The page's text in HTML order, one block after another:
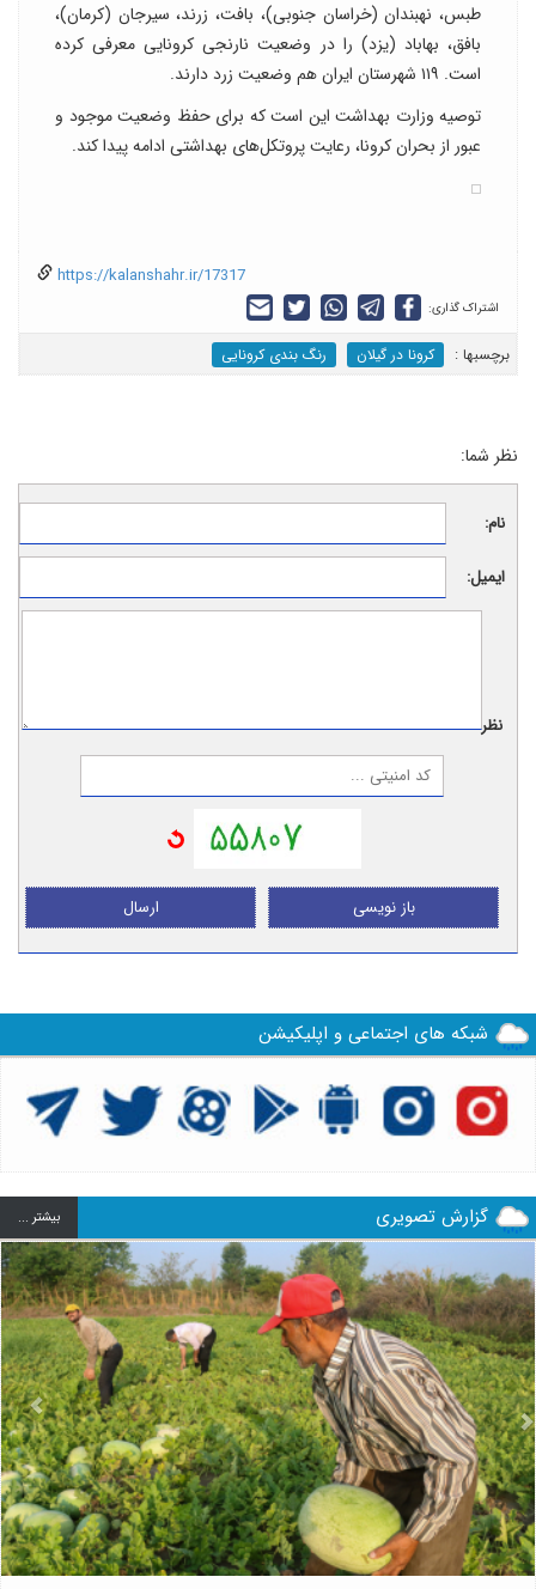
طبس، نهبندان (خراسان جنوبی)، بافت، زرند، سیرجان (کرمان)،
بافق، بهاباد (یزد) را در وضعیت نارنجی کرونایی معرفی کرده
است. ۱۱۹ شهرستان ایران هم وضعیت زرد دارند.
توصیه وزارت بهداشت این است که برای حفظ وضعیت موجود و
عبور از بحران کرونا، رعایت پروتکل‌های بهداشتی ادامه پیدا کند.
https://kalanshahr.ir/17317
اشتراک گذاری:
برچسب‎ها : کرونا در گیلان رنگ بندی کرونایی
نظر شما:
نام:
ایمیل:
نظر:
ارسال باز نویسی
شبکه های اجتماعی و اپلیکیشن
گزارش تصویری بيشتر ...
Next